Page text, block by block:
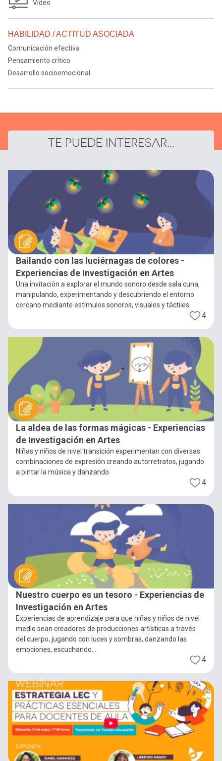
Video
HABILIDAD / ACTITUD ASOCIADA
Comunicación efectiva
Pensamiento crítico
Desarrollo socioemocional
TE PUEDE INTERESAR...
Bailando con las luciérnagas de colores -
Experiencias de Investigación en Artes
Una invitación a explorar el mundo sonoro desde sala cuna,
manipulando, experimentando y descubriendo el entorno
cercano mediante estímulos sonoros, visuales y táctiles.
4
La aldea de las formas mágicas - Experiencias
de Investigación en Artes
Niñas y niños de nivel transición experimentan con diversas
combinaciones de expresión creando autorretratos, jugando
a pintar la música y danzando.
4
Nuestro cuerpo es un tesoro - Experiencias de
Investigación en Artes
Experiencias de aprendizaje para que niñas y niños de nivel
medio sean creadores de producciones artísticas a través
del cuerpo, jugando con luces y sombras, danzando las
emociones, escuchando...
4